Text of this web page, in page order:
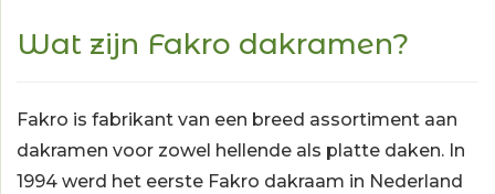
Wat zijn Fakro dakramen?
Fakro is fabrikant van een breed assortiment aan
dakramen voor zowel hellende als platte daken. In
1994 werd het eerste Fakro dakraam in Nederland